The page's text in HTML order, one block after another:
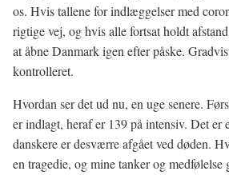
os. Hvis tallene for indlæggelser med
rigtige vej, og hvis alle fortsat holdt
at åbne Danmark igen efter påske.
kontrolleret.
Hvordan ser det ud nu, en uge senere.
er indlagt, heraf er 139 på intensiv. Det
danskere er desværre afgået ved døden.
en tragedie, og mine tanker og medfølelse